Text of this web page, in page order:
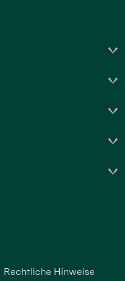
Rechtliche Hinweise